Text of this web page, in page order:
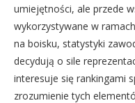
umiejętności, ale przede
wykorzystywane w
na boisku, statystyki
decydują o sile
interesuje się rankingami
zrozumienie tych